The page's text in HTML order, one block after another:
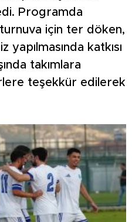
Programda
turnuva için ter döken,
katkısı
takımlara
teşekkür edilerek